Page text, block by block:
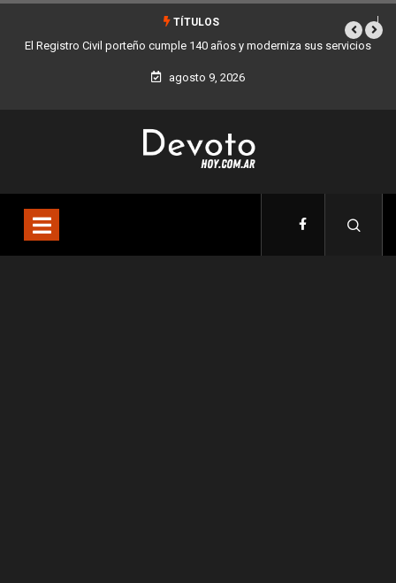
TÍTULOS
sus servicios Buenos Aires sumó 12 nuevos Bares Notables y ya
agosto 9, 2026